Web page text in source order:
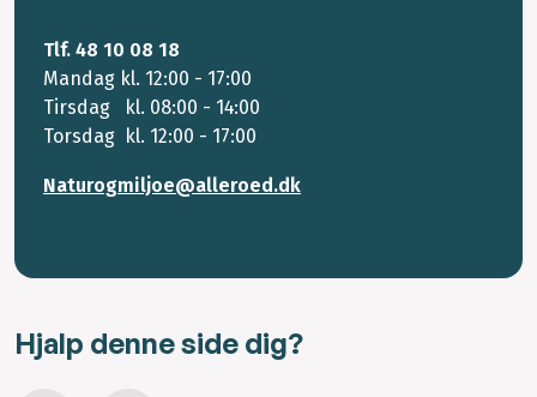
Tlf. 48 10 08 18
Mandag kl. 12:00 - 17:00
Tirsdag kl. 08:00 - 14:00
Torsdag kl. 12:00 - 17:00
Naturogmiljoe@alleroed.dk
Hjalp denne side dig?